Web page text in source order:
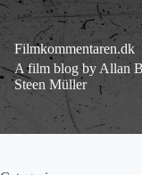
Fortsæt
indhold
Filmkommentaren.dk
A film blog by Allan
Steen Müller